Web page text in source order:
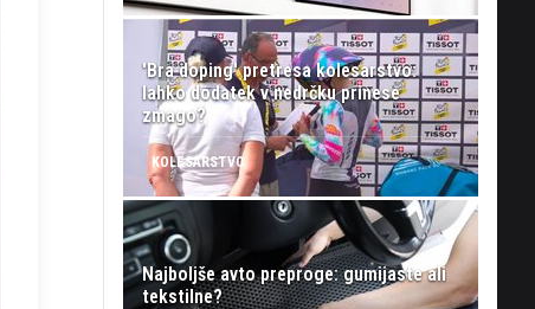
'Bra doping' pretresa kolesarstvo:
lahko dodatek v nedrčku prinese
zmago?
KOLESARSTVO
Najboljše avto preproge: gumijaste ali
tekstilne?